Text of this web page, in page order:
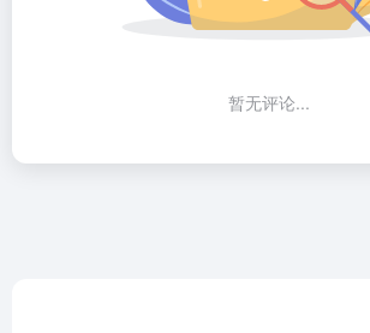
暂无评论...